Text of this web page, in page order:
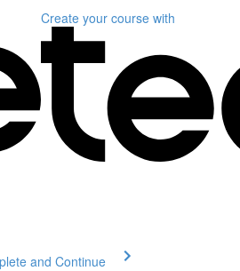
Create your course with
and Continue